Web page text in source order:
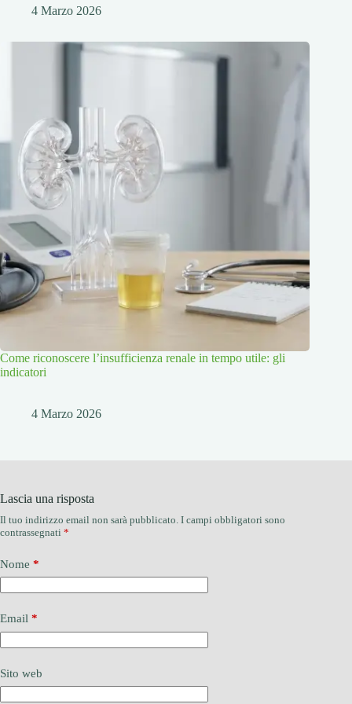
4 Marzo 2026
Come riconoscere l’insufficienza renale in tempo utile: gli
indicatori
4 Marzo 2026
Lascia una risposta
Il tuo indirizzo email non sarà pubblicato. I campi obbligatori sono
contrassegnati *
Nome *
Email *
Sito web